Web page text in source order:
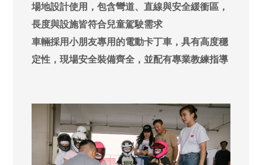
場地設計使用，包含彎道、直線與安全緩衝區，
長度與設施皆符合兒童駕駛需求
車輛採用小朋友專用的電動卡丁車，具有高度穩
定性，現場安全裝備齊全，並配有專業教練指導